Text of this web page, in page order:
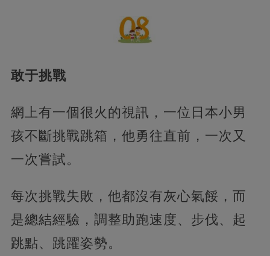
敢于挑戰
網上有一個很火的視訊，一位日本小男
孩不斷挑戰跳箱，他勇往直前，一次又
一次嘗試。
每次挑戰失敗，他都沒有灰心氣餒，而
是總結經驗，調整助跑速度、步伐、起
跳點、跳躍姿勢。